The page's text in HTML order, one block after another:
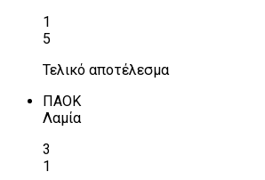
1
5
Τελικό αποτέλεσμα
ΠΑΟΚ
Λαμία
3
1